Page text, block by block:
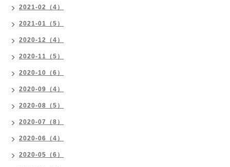
2021-02（4）
2021-01（5）
2020-12（4）
2020-11（5）
2020-10（6）
2020-09（4）
2020-08（5）
2020-07（8）
2020-06（4）
2020-05（6）